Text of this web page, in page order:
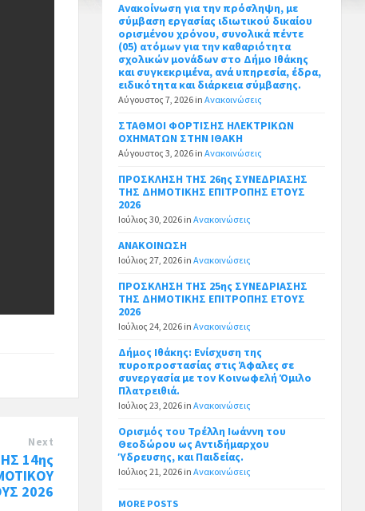
Next
14ης
2026
Ανακοίνωση για την πρόσληψη, με
σύμβαση εργασίας ιδιωτικού δικαίου
ορισμένου χρόνου, συνολικά πέντε
(05) ατόμων για την καθαριότητα
σχολικών μονάδων στο Δήμο Ιθάκης
και συγκεκριμένα, ανά υπηρεσία, έδρα,
ειδικότητα και διάρκεια σύμβασης.
Αύγουστος 7, 2026 inΑνακοινώσεις
ΣΤΑΘΜΟΙ ΦΟΡΤΙΣΗΣ ΗΛΕΚΤΡΙΚΩΝ
ΟΧΗΜΑΤΩΝ ΣΤΗΝ ΙΘΑΚΗ
Αύγουστος 3, 2026 inΑνακοινώσεις
ΠΡΟΣΚΛΗΣΗ ΤΗΣ 26ης ΣΥΝΕΔΡΙΑΣΗΣ
ΤΗΣ ΔΗΜΟΤΙΚΗΣ ΕΠΙΤΡΟΠΗΣ ΕΤΟΥΣ
2026
Ιούλιος 30, 2026 inΑνακοινώσεις
ΑΝΑΚΟΙΝΩΣΗ
Ιούλιος 27, 2026 inΑνακοινώσεις
ΠΡΟΣΚΛΗΣΗ ΤΗΣ 25ης ΣΥΝΕΔΡΙΑΣΗΣ
ΤΗΣ ΔΗΜΟΤΙΚΗΣ ΕΠΙΤΡΟΠΗΣ ΕΤΟΥΣ
2026
Ιούλιος 24, 2026 inΑνακοινώσεις
Δήμος Ιθάκης: Ενίσχυση της
πυροπροστασίας στις Άφαλες σε
συνεργασία με τον Κοινωφελή Όμιλο
Πλατρειθιά.
Ιούλιος 23, 2026 inΑνακοινώσεις
Ορισμός του Τρέλλη Ιωάννη του
Θεοδώρου ως Αντιδήμαρχου
Ύδρευσης, και Παιδείας.
Ιούλιος 21, 2026 inΑνακοινώσεις
MORE POSTS